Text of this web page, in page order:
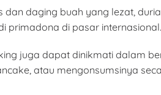
daging buah yang lezat,
primadona di pasar internasional.
juga dapat dinikmati dalam
atau mengonsumsinya